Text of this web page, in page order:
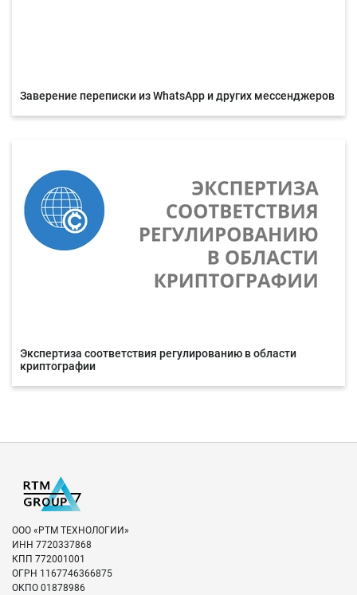
Заверение переписки из WhatsApp и других мессенджеров
Экспертиза соответствия регулированию в области
криптографии
ООО «РТМ ТЕХНОЛОГИИ»
ИНН 7720337868
КПП 772001001
ОГРН 1167746366875
ОКПО 01878986